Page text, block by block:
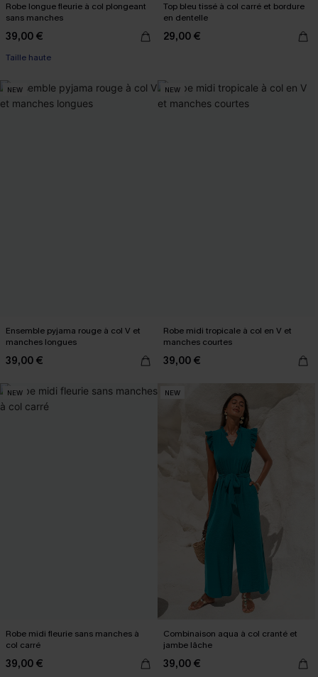
Robe longue fleurie à col plongeant
sans manches
39,00 €
Taille haute
Top bleu tissé à col carré et bordure
en dentelle
29,00 €
NEW
Ensemble pyjama rouge à col V et
manches longues
39,00 €
NEW
Robe midi tropicale à col en V et
manches courtes
39,00 €
NEW
Robe midi fleurie sans manches à
col carré
39,00 €
NEW
Combinaison aqua à col cranté et
jambe lâche
39,00 €